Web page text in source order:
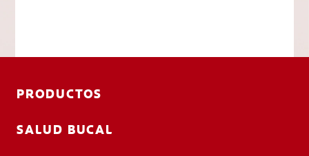
PRODUCTOS
SALUD BUCAL